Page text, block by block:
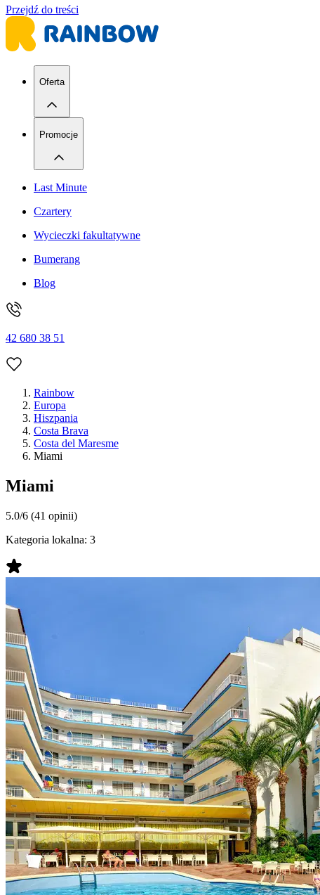
Przejdź do treści
Oferta
Promocje
Last Minute
Czartery
Wycieczki fakultatywne
Bumerang
Blog
42 680 38 51
Rainbow
Europa
Hiszpania
Costa Brava
Costa del Maresme
Miami
Miami
5.0/6 (41 opinii)
Kategoria lokalna: 3